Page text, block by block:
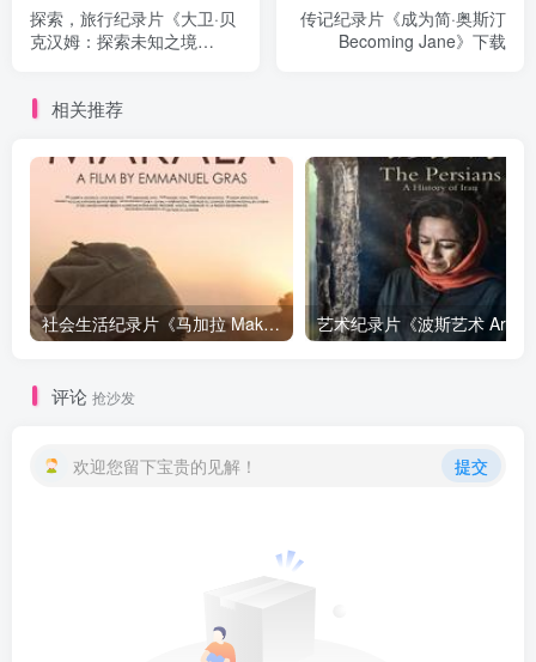
探索，旅行纪录片《大卫·贝
克汉姆：探索未知之境
传记纪录片《成为简·奥斯汀
Becoming Jane》下载
相关推荐
社会生活纪录片《马加拉 Makala》下载
评论 抢沙发
欢迎您留下宝贵的见解！ 提交